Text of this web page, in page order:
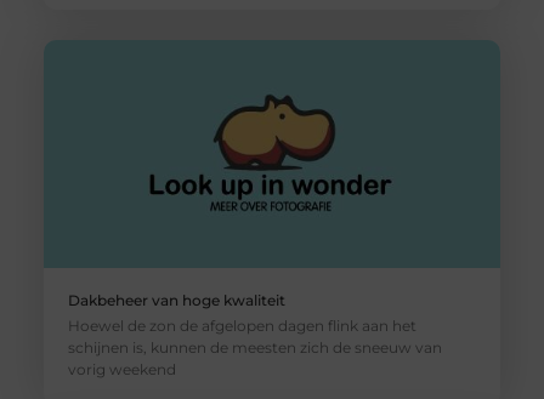
Dakbeheer van hoge kwaliteit
Hoewel de zon de afgelopen dagen flink aan het
schijnen is, kunnen de meesten zich de sneeuw van
vorig weekend